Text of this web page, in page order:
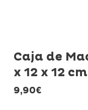
Caja de
x 12 x 12 cm
9,90€